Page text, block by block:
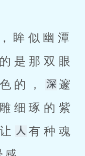
是那双眼
的，
邃
雕细琢的紫
有种魂